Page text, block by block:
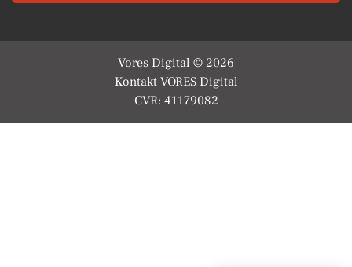
Vores Digital © 2026
Kontakt VORES Digital
CVR: 41179082